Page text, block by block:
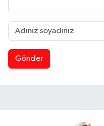
Gönder